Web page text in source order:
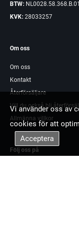
BTW: NL0028.58.368.B.01
KVK: 28033257
Om oss
Om oss
Kontakt
Återförsäljare
Vill du också bli
Allmänna villkor
Följ oss på
Vi använder oss av
cookies för att
Acceptera